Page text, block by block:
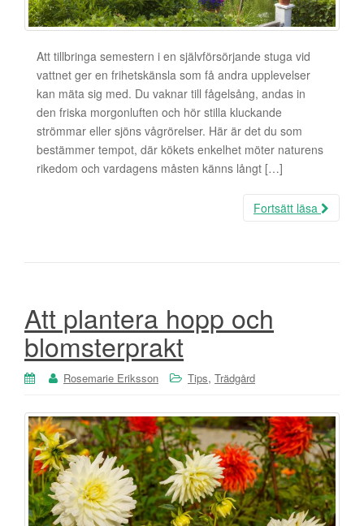
Att tillbringa semestern i en självförsörjande stuga vid
vattnet ger en frihetskänsla som få andra upplevelser
kan mäta sig med. Du vaknar till fågelsång, andas in
den friska morgonluften och hör stilla kluckande
strömmar eller sjöns vågrörelser. Här är det du som
bestämmer tempot, där kökets enkelhet möter naturens
rikedom och vardagens måsten känns långt […]
Fortsätt läsa
Att plantera hopp och
blomsterprakt
Rosemarie Eriksson Tips, Trädgård